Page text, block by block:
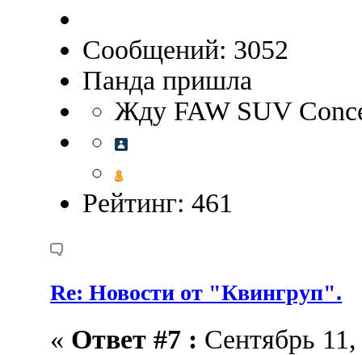
Сообщений: 3052
Панда пришла
Жду FAW SUV
Рейтинг: 461
Re: Новости от "Квингруп".
« Ответ #7 : Сентябрь